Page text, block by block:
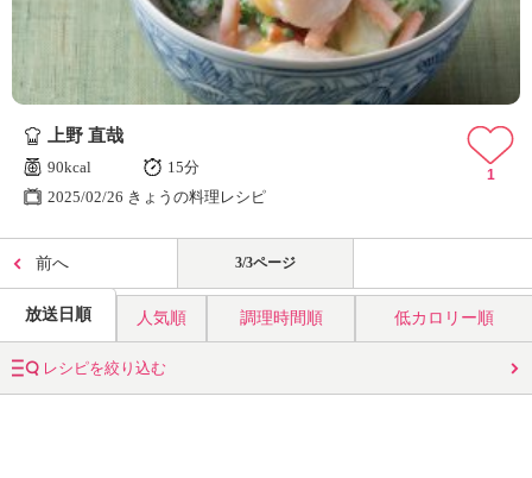
上野 直哉
90kcal
15分
2025/02/26 きょうの料理レシピ
1
前へ 3/3ページ
放送日順 人気順 調理時間順 低カロリー順
レシピを絞り込む